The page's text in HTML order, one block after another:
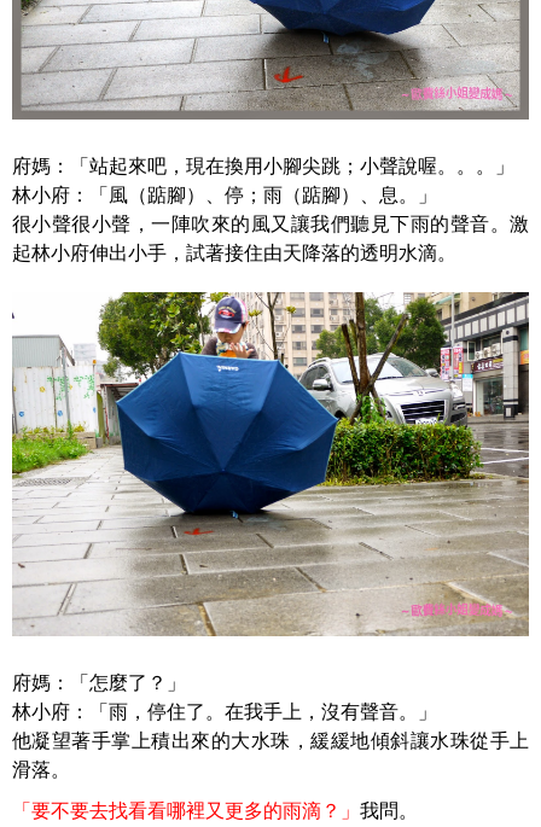
府媽：「站起來吧，現在換用小腳尖跳；小聲說喔。。。」
林小府：「風（踮腳）、停；雨（踮腳）、息。」
很小聲很小聲，一陣吹來的風又讓我們聽見下雨的聲音。激
起林小府伸出小手，試著接住由天降落的透明水滴。
府媽：「怎麼了？」
林小府：「雨，停住了。在我手上，沒有聲音。」
他凝望著手掌上積出來的大水珠，緩緩地傾斜讓水珠從手上
滑落。
「要不要去找看看哪裡又更多的雨滴？」 我問。